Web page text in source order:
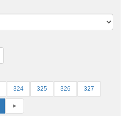
324 325 326 327
►